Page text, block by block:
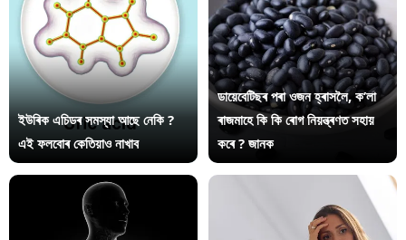
ইউৰিক এচিডৰ সমস্যা আছে নেকি ?
এই ফলবোৰ কেতিয়াও নাখাব
ডায়েবেটিছৰ পৰা ওজন হ্ৰাসলৈ, ক’লা
ৰাজমাহে কি কি ৰোগ নিয়ন্ত্ৰণত সহায়
কৰে ? জানক